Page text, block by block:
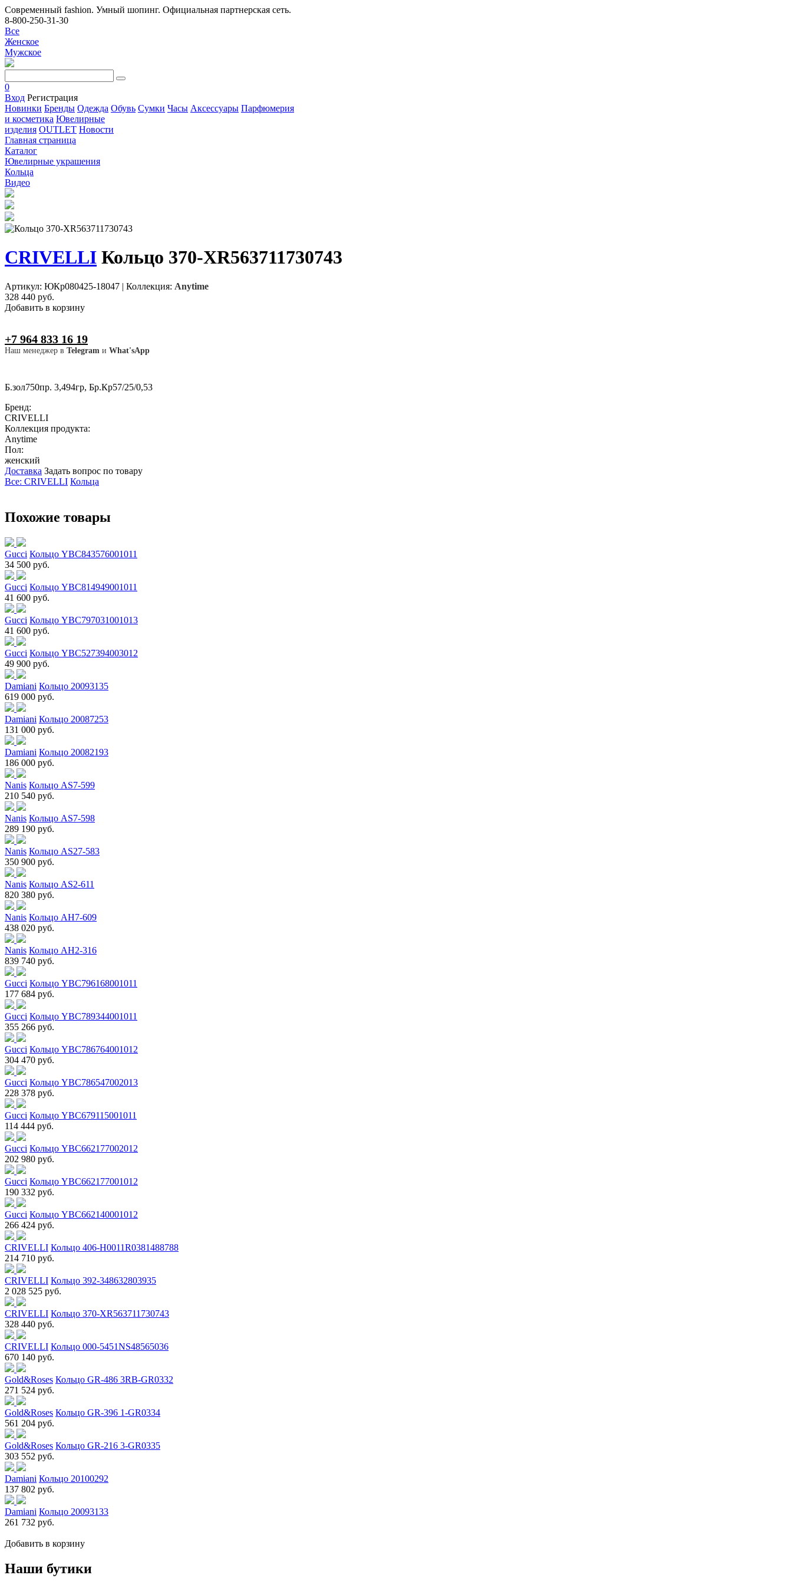
Современный fashion. Умный шопинг. Официальная партнерская сеть.
8-800-250-31-30
Все
Женское
Мужское
0
Вход Регистрация
Новинки Бренды Одежда Обувь Сумки Часы Аксессуары Парфюмерия
и косметика Ювелирные
изделия OUTLET Новости
Главная страница
Каталог
Ювелирные украшения
Кольца
Видео
CRIVELLI Кольцо 370-XR563711730743
Артикул: ЮКр080425-18047 | Коллекция: Anytime
328 440 руб.
Добавить в корзину
+7 964 833 16 19
Наш менеджер в Telegram и What'sApp
Б.зол750пр. 3,494гр, Бр.Кр57/25/0,53
Бренд:
CRIVELLI
Коллекция продукта:
Anytime
Пол:
женский
Доставка Задать вопрос по товару
Все: CRIVELLI Кольца
Похожие товары
Gucci Кольцо YBC843576001011
34 500 руб.
Gucci Кольцо YBC814949001011
41 600 руб.
Gucci Кольцо YBC797031001013
41 600 руб.
Gucci Кольцо YBC527394003012
49 900 руб.
Damiani Кольцо 20093135
619 000 руб.
Damiani Кольцо 20087253
131 000 руб.
Damiani Кольцо 20082193
186 000 руб.
Nanis Кольцо AS7-599
210 540 руб.
Nanis Кольцо AS7-598
289 190 руб.
Nanis Кольцо AS27-583
350 900 руб.
Nanis Кольцо AS2-611
820 380 руб.
Nanis Кольцо AH7-609
438 020 руб.
Nanis Кольцо AH2-316
839 740 руб.
Gucci Кольцо YBC796168001011
177 684 руб.
Gucci Кольцо YBC789344001011
355 266 руб.
Gucci Кольцо YBC786764001012
304 470 руб.
Gucci Кольцо YBC786547002013
228 378 руб.
Gucci Кольцо YBC679115001011
114 444 руб.
Gucci Кольцо YBC662177002012
202 980 руб.
Gucci Кольцо YBC662177001012
190 332 руб.
Gucci Кольцо YBC662140001012
266 424 руб.
CRIVELLI Кольцо 406-H0011R0381488788
214 710 руб.
CRIVELLI Кольцо 392-348632803935
2 028 525 руб.
CRIVELLI Кольцо 370-XR563711730743
328 440 руб.
CRIVELLI Кольцо 000-5451NS48565036
670 140 руб.
Gold&Roses Кольцо GR-486 3RB-GR0332
271 524 руб.
Gold&Roses Кольцо GR-396 1-GR0334
561 204 руб.
Gold&Roses Кольцо GR-216 3-GR0335
303 552 руб.
Damiani Кольцо 20100292
137 802 руб.
Damiani Кольцо 20093133
261 732 руб.
Добавить в корзину
Наши бутики